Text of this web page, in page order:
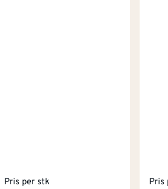
Pris per stk Pris